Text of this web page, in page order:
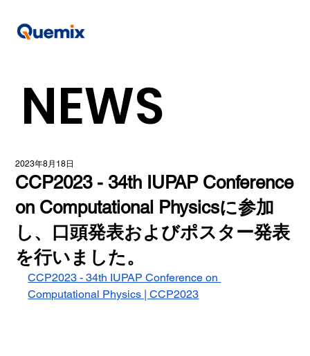
CCP2023 - 34th IUPAP Conference
on Computational Physicsに参加
し、口頭発表およびポスター発表
を行いました。
2023年8月18日
CCP2023 - 34th IUPAP Conference on
Computational Physics | CCP2023
NEWS